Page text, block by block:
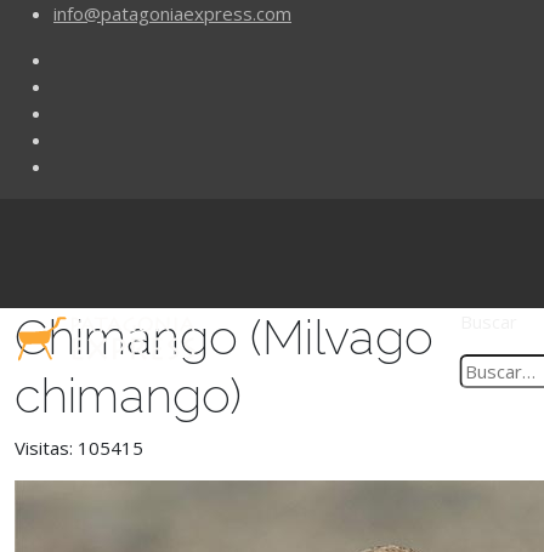
info@patagoniaexpress.com
Chimango (Milvago
chimango)
Visitas: 105415